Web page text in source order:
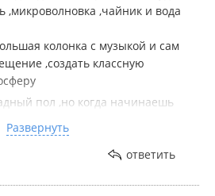
,микроволновка ,чайник и вода
колонка с музыкой и сам
,создать классную
пол ,но когда начинаешь
детский праздник руки помыть
он рядом ,чистый и
Развернуть
ответить